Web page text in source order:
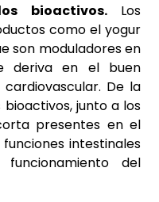
bioactivos.Los
como el yogur
son moduladores en
deriva en el buen
De la
junto a los
presentes en el
intestinales
del